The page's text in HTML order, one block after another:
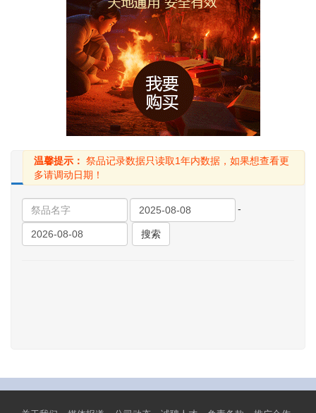
使用中
温馨提示： 祭品记录数据只读取1年内数据，如果想查看更
多请调动日期！
-
搜索